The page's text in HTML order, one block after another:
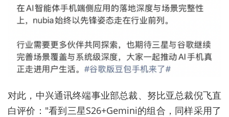
对此，中兴通讯终端事业部总裁、努比亚总裁倪飞直
白评价："看到三星S26+Gemini的组合，同样采用了